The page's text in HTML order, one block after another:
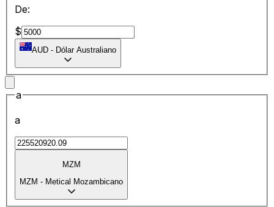
De:
$
AUD - Dólar Australiano
a
a
MZM
MZM - Metical Mozambicano